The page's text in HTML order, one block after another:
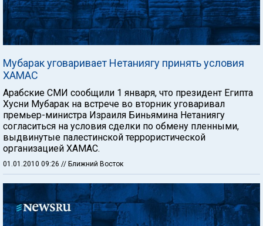
Мубарак уговаривает Нетаниягу принять условия
ХАМАС
Арабские СМИ сообщили 1 января, что президент Египта
Хусни Мубарак на встрече во вторник уговаривал
премьер-министра Израиля Биньямина Нетаниягу
согласиться на условия сделки по обмену пленными,
выдвинутые палестинской террористической
организацией ХАМАС.
01.01.2010 09:26 // Ближний Восток